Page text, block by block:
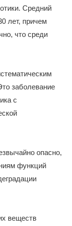
Средний
лет, причем
что среди
заболевание
с
опасно,
функций
веществ